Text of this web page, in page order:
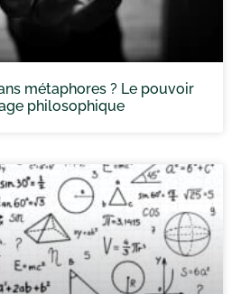
métaphores ? Le pouvoir
philosophique